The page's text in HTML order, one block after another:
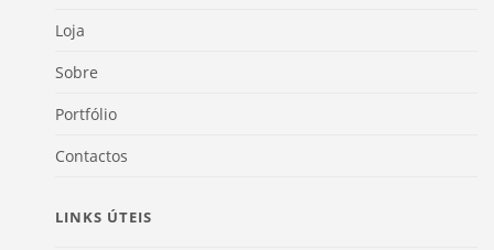
Loja
Sobre
Portfólio
Contactos
LINKS ÚTEIS